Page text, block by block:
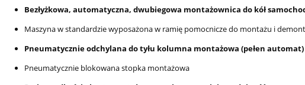
Bezłyżkowa, automatyczna, dwubiegowa montażownica do kół
Maszyna w standardzie wyposażona w ramię pomocnicze do montażu i
Pneumatycznie odchylana do tyłu kolumna montażowa (pełen automat)
Pneumatycznie blokowana stopka montażowa